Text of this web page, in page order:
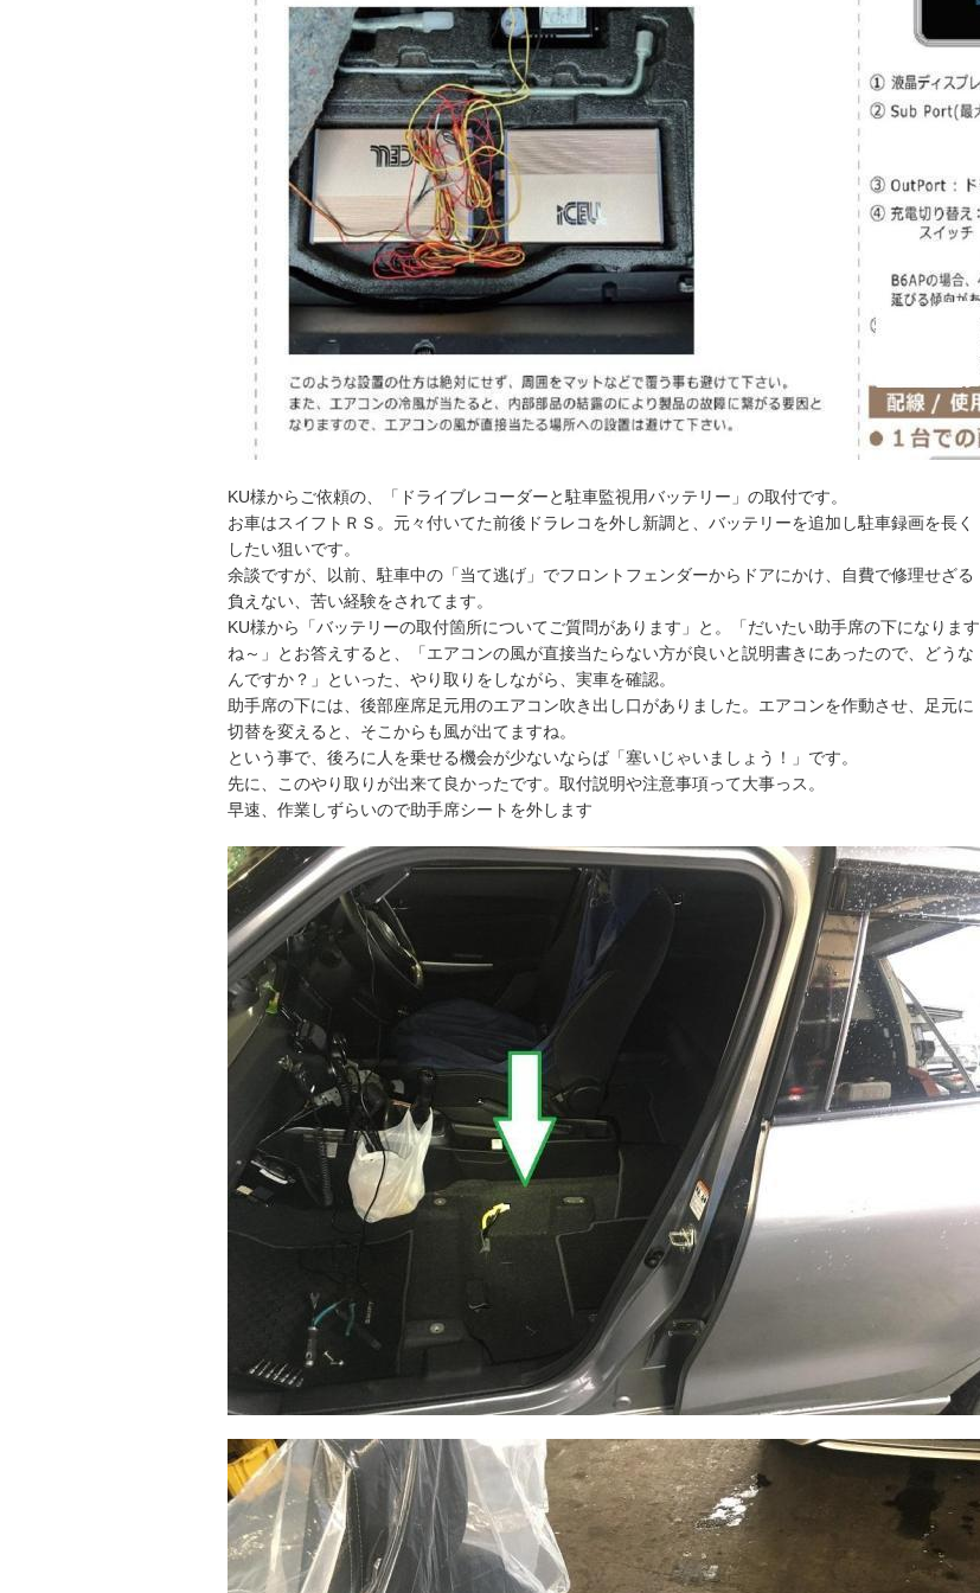
KU様からご依頼の、「ドライブレコーダーと駐車監視用バッテリー」の取付です。
お車はスイフトＲＳ。元々付いてた前後ドラレコを外し新調と、バッテリーを追加し駐車録画を長く
したい狙いです。
余談ですが、以前、駐車中の「当て逃げ」でフロントフェンダーからドアにかけ、自費で修理せざる
負えない、苦い経験をされてます。
KU様から「バッテリーの取付箇所についてご質問があります」と。「だいたい助手席の下になります
ね～」とお答えすると、「エアコンの風が直接当たらない方が良いと説明書きにあったので、どうな
んですか？」といった、やり取りをしながら、実車を確認。
助手席の下には、後部座席足元用のエアコン吹き出し口がありました。エアコンを作動させ、足元に
切替を変えると、そこからも風が出てますね。
という事で、後ろに人を乗せる機会が少ないならば「塞いじゃいましょう！」です。
先に、このやり取りが出来て良かったです。取付説明や注意事項って大事っス。
早速、作業しずらいので助手席シートを外します